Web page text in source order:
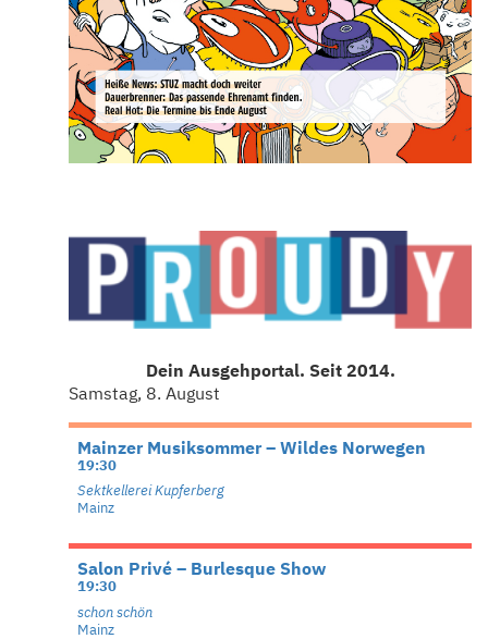
Dein Ausgehportal. Seit 2014.
Samstag, 8. August
Mainzer Musiksommer – Wildes Norwegen
19:30
Sektkellerei Kupferberg
Mainz
Salon Privé – Burlesque Show
19:30
schon schön
Mainz